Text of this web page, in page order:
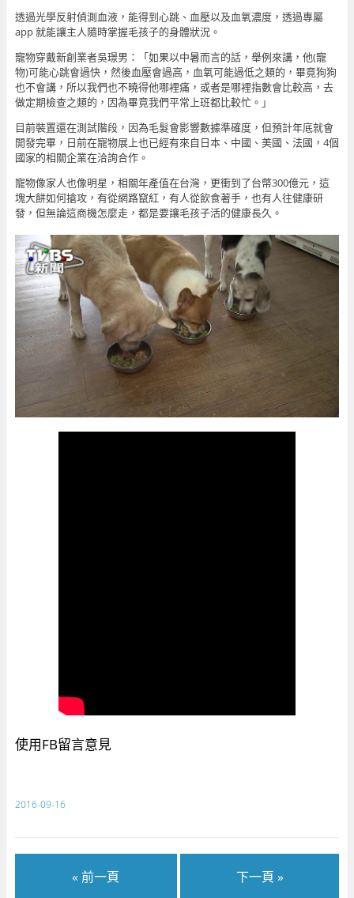
透過光學反射偵測血液，能得到心跳、血壓以及血氧濃度，透過專屬
app 就能讓主人隨時掌握毛孩子的身體狀況。
寵物穿戴新創業者吳璟男：「如果以中暑而言的話，舉例來講，他(寵
物)可能心跳會過快，然後血壓會過高，血氧可能過低之類的，畢竟狗狗
也不會講，所以我們也不曉得他哪裡痛，或者是哪裡指數會比較高，去
做定期檢查之類的，因為畢竟我們平常上班都比較忙。」
目前裝置還在測試階段，因為毛髮會影響數據準確度，但預計年底就會
開發完畢，日前在寵物展上也已經有來自日本、中國、美國、法國，4個
國家的相關企業在洽詢合作。
寵物像家人也像明星，相關年產值在台灣，更衝到了台幣300億元，這
塊大餅如何搶攻，有從網路竄紅，有人從飲食著手，也有人往健康研
發，但無論這商機怎麼走，都是要讓毛孩子活的健康長久。
使用FB留言意見
2016-09-16
« 前一頁 下一頁 »